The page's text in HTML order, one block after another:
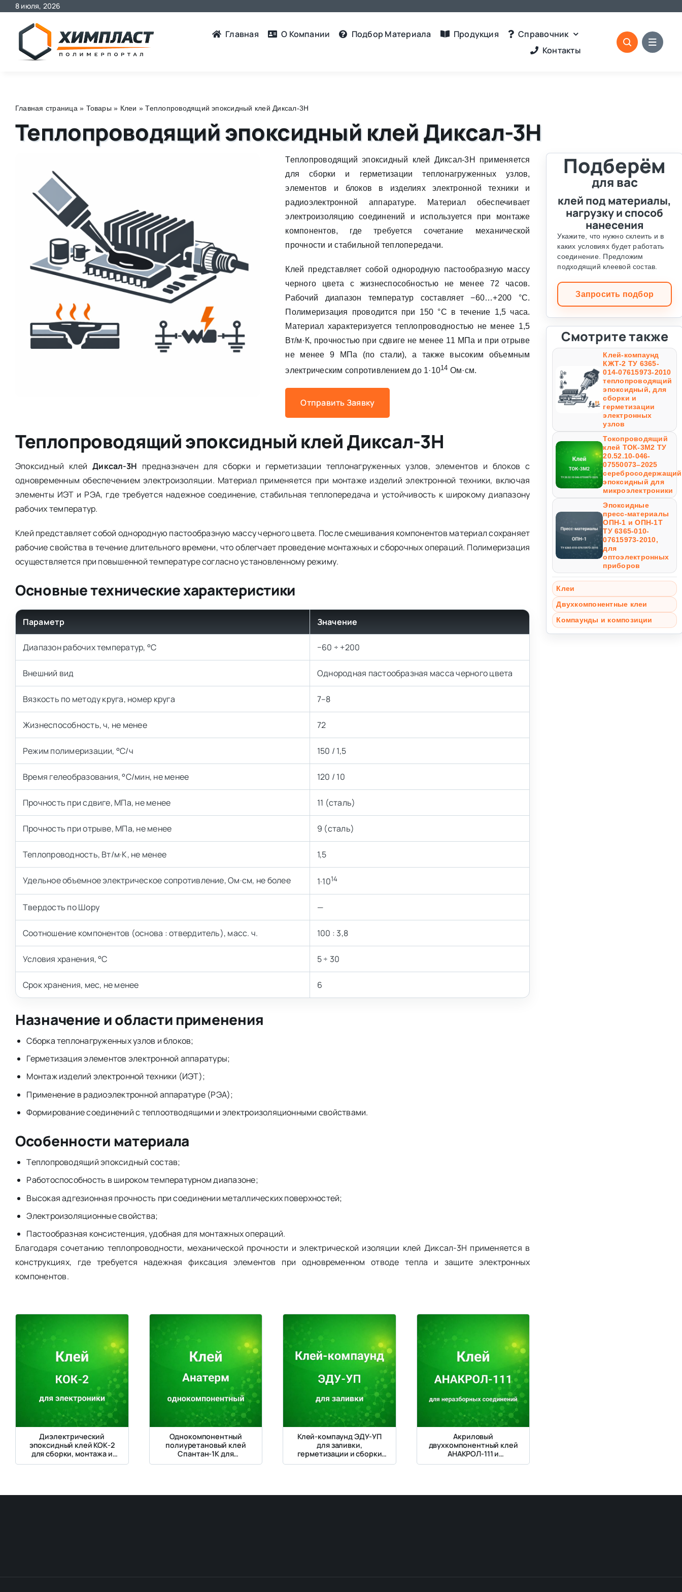
Skip
content
8 июля, 2026
Главная О Компании Подбор Материалa Продукция
Справочник
Контакты
Главная страница » Товары » Клеи »Теплопроводящий эпоксидный клей Диксал-3Н
Теплопроводящий эпоксидный клей Диксал-3Н
Теплопроводящий эпоксидный клей Диксал-3Н применяется
для сборки и герметизации теплонагруженных узлов,
элементов и блоков в изделиях электронной техники и
радиоэлектронной аппаратуре. Материал обеспечивает
электроизоляцию соединений и используется при монтаже
компонентов, где требуется сочетание механической
прочности и стабильной теплопередачи.
Клей представляет собой однородную пастообразную массу
черного цвета с жизнеспособностью не менее 72 часов.
Рабочий диапазон температур составляет −60…+200 °С.
Полимеризация проводится при 150 °С в течение 1,5 часа.
Материал характеризуется теплопроводностью не менее 1,5
Вт/м·К, прочностью при сдвиге не менее 11 МПа и при отрыве
не менее 9 МПа (по стали), а также высоким объемным
электрическим сопротивлением до 1·1014 Ом·см.
Отправить Заявку
Теплопроводящий эпоксидный клей Диксал-3Н
Эпоксидный клейДиксал-3Н предназначен для сборки и герметизации теплонагруженных узлов, элементов и блоков с
одновременным обеспечением электроизоляции. Материал применяется при монтаже изделий электронной техники, включая
элементы ИЭТ и РЭА, где требуется надежное соединение, стабильная теплопередача и устойчивость к широкому диапазону
рабочих температур.
Клей представляет собой однородную пастообразную массу черного цвета. После смешивания компонентов материал сохраняет
рабочие свойства в течение длительного времени, что облегчает проведение монтажных и сборочных операций. Полимеризация
осуществляется при повышенной температуре согласно установленному режиму.
Основные технические характеристики
Параметр Значение
Диапазон рабочих температур, °С −60 ÷ +200
Внешний вид Однородная пастообразная масса черного цвета
Вязкость по методу круга, номер круга 7–8
Жизнеспособность, ч, не менее 72
Режим полимеризации, °С/ч 150 / 1,5
Время гелеобразования, °С/мин, не менее 120 / 10
Прочность при сдвиге, МПа, не менее 11 (сталь)
Прочность при отрыве, МПа, не менее 9 (сталь)
Теплопроводность, Вт/м·К, не менее 1,5
Удельное объемное электрическое сопротивление, Ом·см, не более 1·1014
Твердость по Шору —
Соотношение компонентов (основа : отвердитель), масс. ч. 100 : 3,8
Условия хранения, °С 5 ÷ 30
Срок хранения, мес, не менее 6
Назначение и области применения
Сборка теплонагруженных узлов и блоков;
Герметизация элементов электронной аппаратуры;
Монтаж изделий электронной техники (ИЭТ);
Применение в радиоэлектронной аппаратуре (РЭА);
Формирование соединений с теплоотводящими и электроизоляционными свойствами.
Особенности материала
Теплопроводящий эпоксидный состав;
Работоспособность в широком температурном диапазоне;
Высокая адгезионная прочность при соединении металлических поверхностей;
Электроизоляционные свойства;
Пастообразная консистенция, удобная для монтажных операций.
Благодаря сочетанию теплопроводности, механической прочности и электрической изоляции клей Диксал-3Н применяется в
конструкциях, где требуется надежная фиксация элементов при одновременном отводе тепла и защите электронных
компонентов.
Диэлектрический
эпоксидный клей КОК-2
для сборки, монтажа и
герметизации
Однокомпонентный
полиуретановый клей
Спантан-1К для
склеивания сэндвич-
Клей-компаунд ЭДУ-УП
для заливки,
герметизации и сборки
электронных
Акриловый
двухкомпонентный клей
АНАКРОЛ-111 и
АНАКРОЛ-111М для
Подберём
для вас
клей под материалы,
нагрузку и способ
нанесения
Укажите, что нужно склеить и в
каких условиях будет работать
соединение. Предложим
подходящий клеевой состав.
Запросить подбор
Смотрите также
Клей-компаунд
КЖТ-2 ТУ 6365-
014-07615973-2010
теплопроводящий
эпоксидный, для
сборки и
герметизации
электронных
узлов
Токопроводящий
клей ТОК-3М2 ТУ
20.52.10-046-
07550073–2025
серебросодержащий
эпоксидный для
микроэлектроники
Эпоксидные
пресс-материалы
ОПН-1 и ОПН-1Т
ТУ 6365-010-
07615973-2010,
для
оптоэлектронных
приборов
Клеи
Двухкомпонентные клеи
Компаунды и композиции